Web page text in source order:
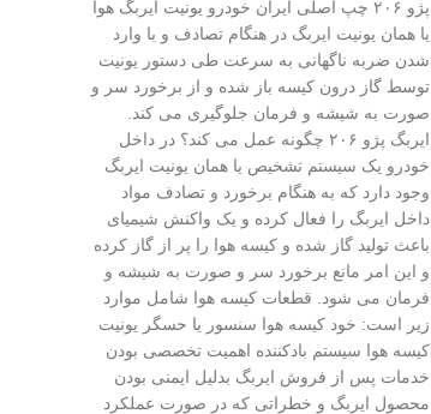
پژو ۲۰۶ چپ اصلی ایران خودرو یونیت ایربگ هوا
یا همان یونیت ایربگ در هنگام تصادف و با وارد
شدن ضربه ناگهانی به سرعت طی دستور یونیت
توسط گاز درون کیسه باز شده و از برخورد سر و
صورت به شیشه و فرمان جلوگیری می کند.
ایربگ پژو ۲۰۶ چگونه عمل می کند؟ در داخل
خودرو یک سیستم تشخیص یا همان یونیت ایربگ
وجود دارد که به هنگام برخورد و تصادف مواد
داخل ایربگ را فعال کرده و یک واکنش شیمیای
باعث تولید گاز شده و کیسه هوا را پر از گاز کرده
و این امر مانع برخورد سر و صورت به شیشه و
فرمان می شود. قطعات کیسه هوا شامل موارد
زیر است: خود کیسه هوا سنسور یا حسگر یونیت
کیسه هوا سیستم بادکننده اهمیت تخصصی بودن
خدمات پس از فروش ایربگ بدلیل ایمنی بودن
محصول ایربگ و خطراتی که در صورت عملکرد